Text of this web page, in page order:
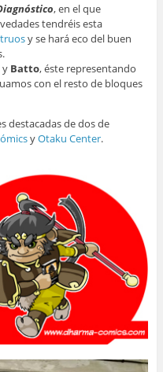
, en el que
tendréis esta
y se hará eco del buen
y Batto, éste representando
con el resto de bloques
destacadas de dos de
yOtaku Center.